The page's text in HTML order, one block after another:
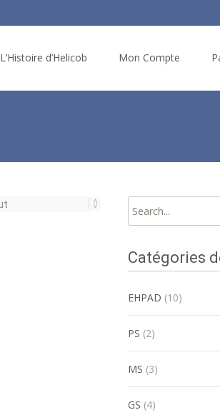
L’Histoire d’Helicob Mon Compte
Search
for:
Catégories
EHPAD (10)
PS (2)
MS (3)
GS (4)